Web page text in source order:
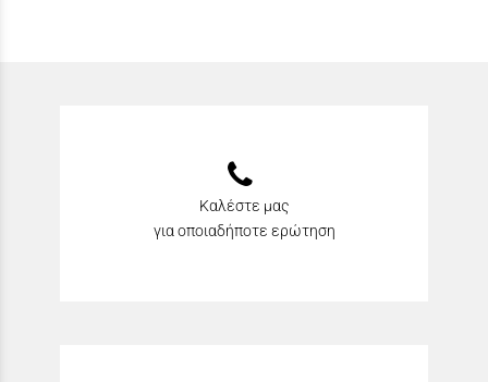
Καλέστε μας
για οποιαδήποτε ερώτηση